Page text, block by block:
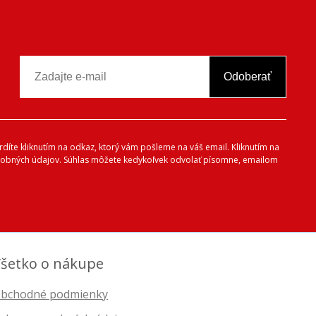
Odoberať
kliknutím na odkaz, ktorý vám pošleme na váš email. Kliknutím na
údajov. Súhlas môžete kedykoľvek odvolať písomne, emailom
o nákupe
podmienky